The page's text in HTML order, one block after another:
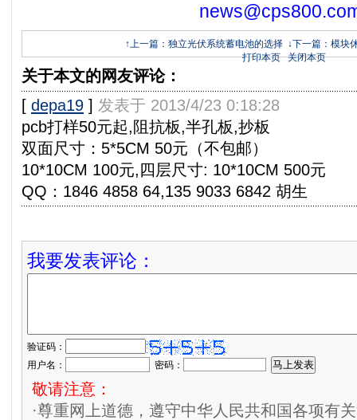
↑上一篇：独立光伏系统蓄电池的选择 ↓下一篇：模块
打印本页
关闭本页
关于本文的网友评论：
[ depa19 ] 发表于 2013/4/23 0:18:28
pcb打样50元起,阻抗板,半孔板,抄板
双面尺寸：5*5CM 50元（不包邮）
10*10CM 100元,四层尺寸: 10*10CM 500元
QQ：1846 4858 64,135 9033 6842 胡生
我要发表评论：
验证码：
用户名：
密码：
敬请注意：
·尊重网上道德，遵守中华人民共和国各项有